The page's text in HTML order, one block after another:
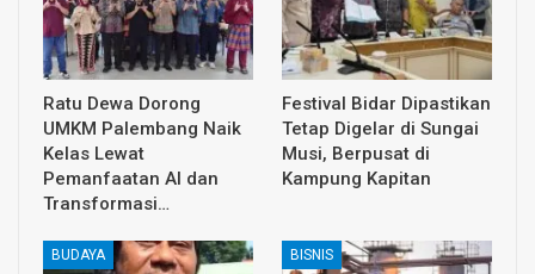
Ratu Dewa Dorong
UMKM Palembang Naik
Kelas Lewat
Pemanfaatan AI dan
Transformasi…
Festival Bidar Dipastikan
Tetap Digelar di Sungai
Musi, Berpusat di
Kampung Kapitan
BUDAYA BISNIS